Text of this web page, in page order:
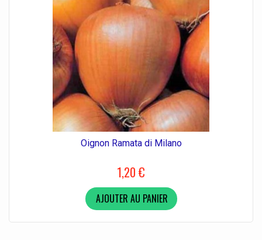
Oignon Ramata di Milano
1,20 €
AJOUTER AU PANIER